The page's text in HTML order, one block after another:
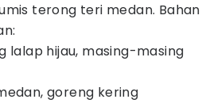
terong teri medan. Bahan
lalap hijau, masing-masing
goreng kering